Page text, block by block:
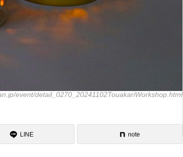
event/detail_0270_20241102TouakariWorkshop.html
LINE note